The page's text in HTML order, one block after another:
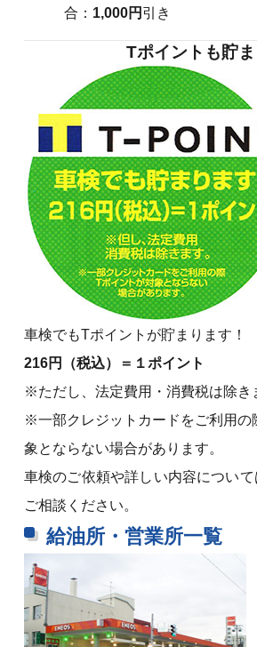
合： 1,000円 引き
Tポイントも貯
車検でもTポイントが貯まります！
216円（税込）＝１ポイント
※ただし、法定費用・消費税は除き
※一部クレジットカードをご利用の
象とならない場合があります。
車検のご依頼や詳しい内容につい
ご相談ください。
給油所・営業所一覧